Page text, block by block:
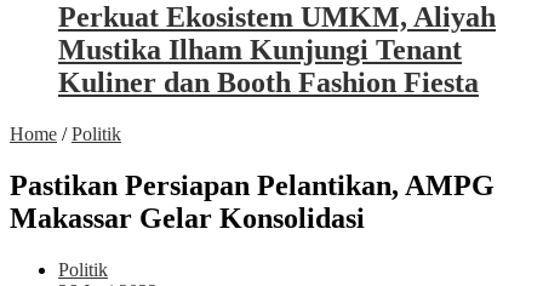
Perkuat Ekosistem UMKM, Aliyah
Mustika Ilham Kunjungi Tenant
Kuliner dan Booth Fashion Fiesta
Home /Politik
Pastikan Persiapan Pelantikan, AMPG
Makassar Gelar Konsolidasi
Politik